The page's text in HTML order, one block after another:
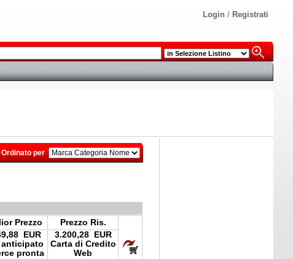
Login / Registrati
Ordinato per
Prezzo
Prezzo Ris.
EUR
anticipato
pronta
3.200,28 EUR
Carta di Credito
Web